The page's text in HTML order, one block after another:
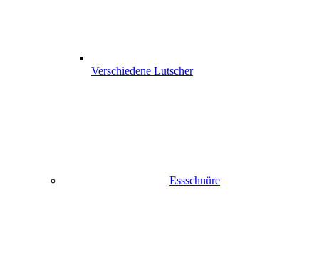
Verschiedene Lutscher
Essschnüre